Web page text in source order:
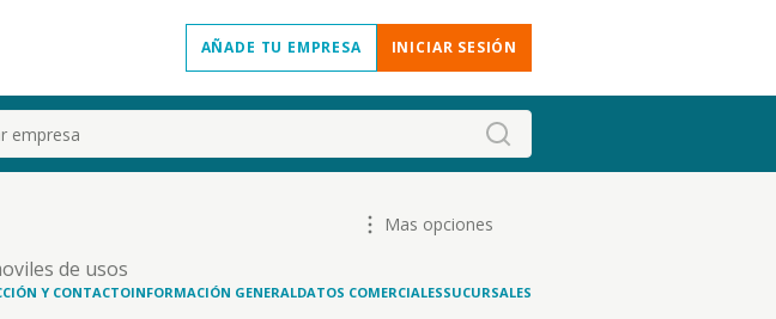
AÑADE TU EMPRESA INICIAR SESIÓN
de usos
Mas opciones
Y CONTACTOINFORMACIÓN GENERALDATOS COMERCIALESSUCURSALES